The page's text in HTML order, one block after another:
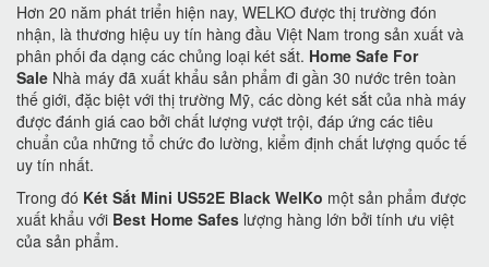
Hơn 20 năm phát triển hiện nay, WELKO được thị trường đón
nhận, là thương hiệu uy tín hàng đầu Việt Nam trong sản xuất và
phân phối đa dạng các chủng loại két sắt. Home Safe For
Sale Nhà máy đã xuất khẩu sản phẩm đi gần 30 nước trên toàn
thế giới, đặc biệt với thị trường Mỹ, các dòng két sắt của nhà máy
được đánh giá cao bởi chất lượng vượt trội, đáp ứng các tiêu
chuẩn của những tổ chức đo lường, kiểm định chất lượng quốc tế
uy tín nhất.
Trong đó Két Sắt Mini US52E Black WelKo một sản phẩm được
xuất khẩu với Best Home Safes lượng hàng lớn bởi tính ưu việt
của sản phẩm.